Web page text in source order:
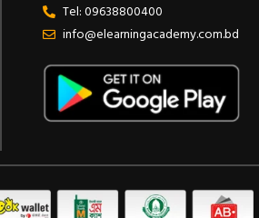
Tel: 09638800400
info@elearningacademy.com.bd